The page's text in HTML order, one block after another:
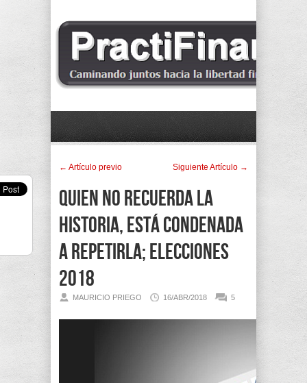
← Artí­culo previo Siguiente Artí­culo →
Quien no recuerda la
historia, está condenada
a repetirla; Elecciones
2018
MAURICIO PRIEGO 16/ABR/2018 5